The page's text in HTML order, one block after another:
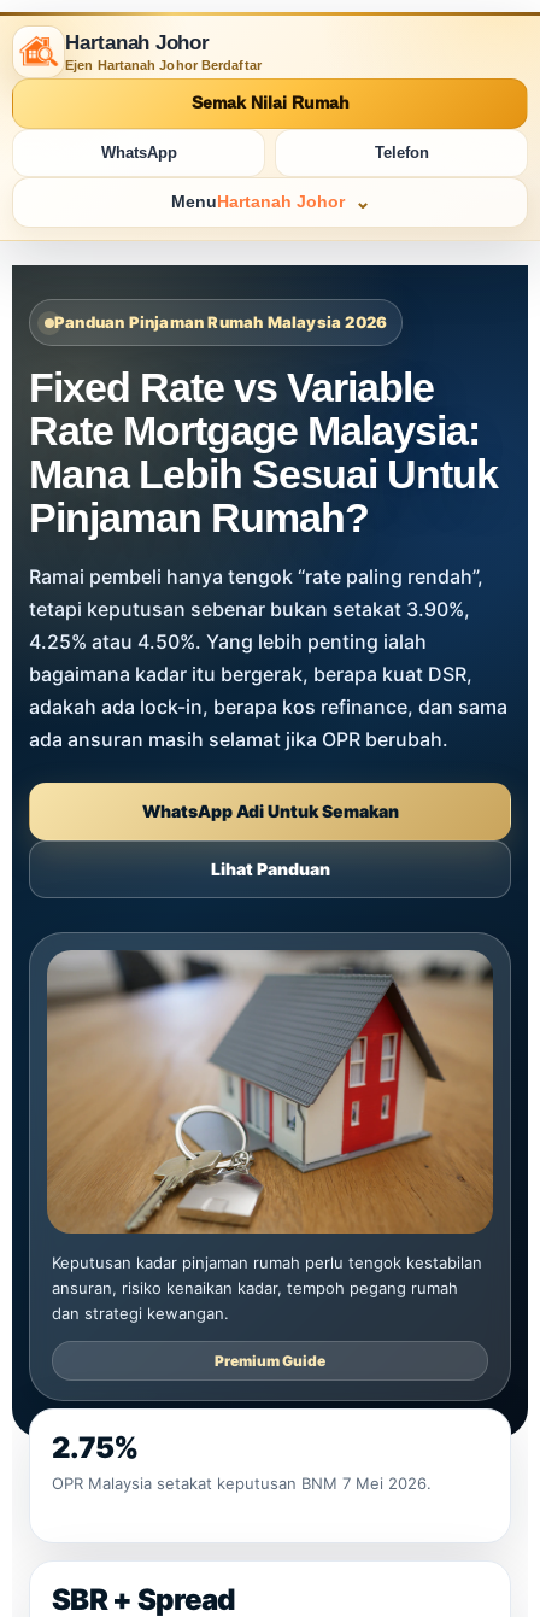
Hartanah Johor
Ejen Hartanah Johor Berdaftar
Semak Nilai Rumah
WhatsApp Telefon
Menu Hartanah Johor
Panduan Pinjaman Rumah Malaysia 2026
Fixed Rate vs Variable
Rate Mortgage Malaysia:
Mana Lebih Sesuai Untuk
Pinjaman Rumah?
Ramai pembeli hanya tengok “rate paling rendah”,
tetapi keputusan sebenar bukan setakat 3.90%,
4.25% atau 4.50%. Yang lebih penting ialah
bagaimana kadar itu bergerak, berapa kuat DSR,
adakah ada lock-in, berapa kos refinance, dan sama
ada ansuran masih selamat jika OPR berubah.
WhatsApp Adi Untuk Semakan
Lihat Panduan
Keputusan kadar pinjaman rumah perlu tengok kestabilan
ansuran, risiko kenaikan kadar, tempoh pegang rumah
dan strategi kewangan.
Premium Guide
2.75%
OPR Malaysia setakat keputusan BNM 7 Mei 2026.
SBR + Spread